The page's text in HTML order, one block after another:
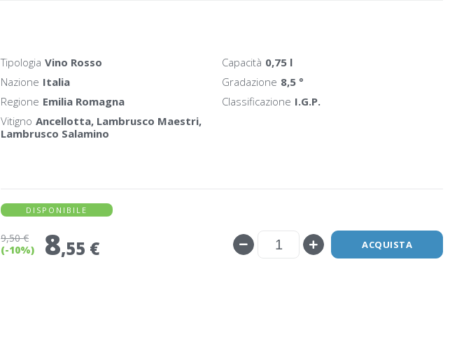
Tipologia Vino Rosso Capacità 0,75 l
Nazione Italia Gradazione 8,5 °
Regione Emilia Romagna Classificazione I.G.P.
Vitigno Ancellotta, Lambrusco Maestri,
Lambrusco Salamino
DISPONIBILE
9,50 €
(-10%)
8,55 € ACQUISTA